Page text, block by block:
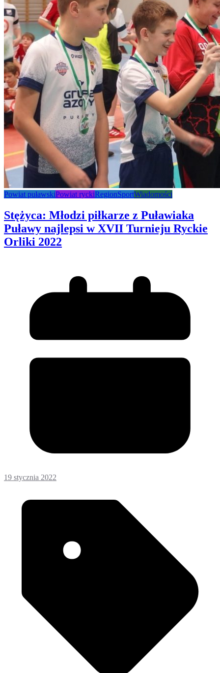
Powiat puławskiPowiat ryckiRegionSportWiadomości
Stężyca: Młodzi piłkarze z Puławiaka
Puławy najlepsi w XVII Turnieju Ryckie
Orliki 2022
19 stycznia 2022